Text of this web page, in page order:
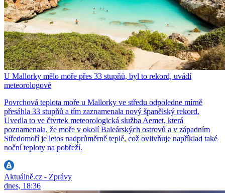
U Mallorky mělo moře přes 33 stupňů, byl to rekord, uvádí
meteorologové
Povrchová teplota moře u Mallorky ve středu odpoledne mírně
přesáhla 33 stupňů a tím zaznamenala nový španělský rekord.
Uvedla to ve čtvrtek meteorologická služba Aemet, která
poznamenala, že moře v okolí Baleárských ostrovů a v západním
Středomoří je letos nadprůměrně teplé, což ovlivňuje například také
noční teploty na pobřeží.
Aktuálně.cz - Zprávy
dnes, 18:36